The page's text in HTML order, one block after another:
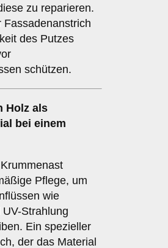
zu reparieren.
Fassadenanstrich
des Putzes
schützen.
Holz als
bei einem
Pflege, um
wie
Strahlung
Ein spezieller
der das Material